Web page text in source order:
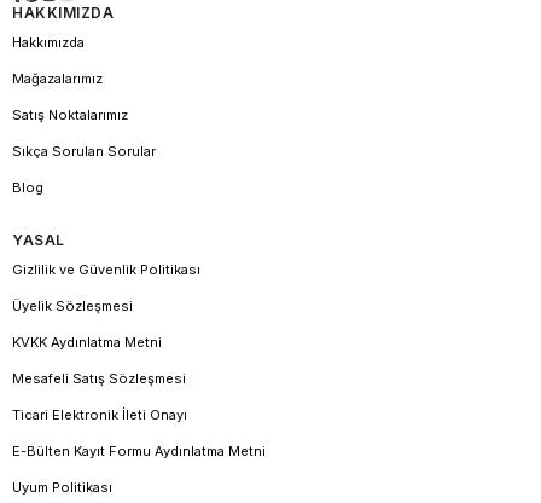
HAKKIMIZDA
Hakkımızda
Mağazalarımız
Satış Noktalarımız
Sıkça Sorulan Sorular
Blog
YASAL
Gizlilik ve Güvenlik Politikası
Üyelik Sözleşmesi
KVKK Aydınlatma Metni
Mesafeli Satış Sözleşmesi
Ticari Elektronik İleti Onayı
E-Bülten Kayıt Formu Aydınlatma Metni
Uyum Politikası